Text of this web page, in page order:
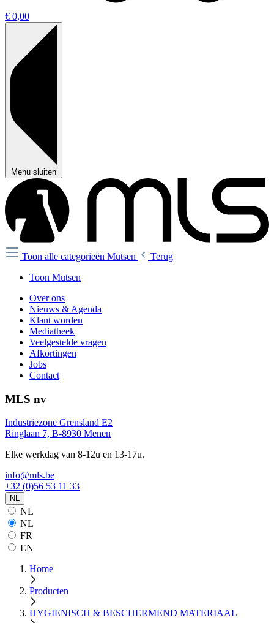
€ 0,00
Menu sluiten
Toon alle categorieën Mutsen
Terug
Toon Mutsen
Over ons
Nieuws & Agenda
Klant worden
Mediatheek
Veelgestelde vragen
Afkortingen
Jobs
Contact
MLS nv
Industriezone Grensland E2
Ringlaan 7, B-8930 Menen
Elke werkdag van 8-12u en 13-17u.
info@mls.be
+32 (0)56 53 11 33
NL
NL
NL
FR
EN
Home
Producten
HYGIENISCH & BESCHERMEND MATERIAAL